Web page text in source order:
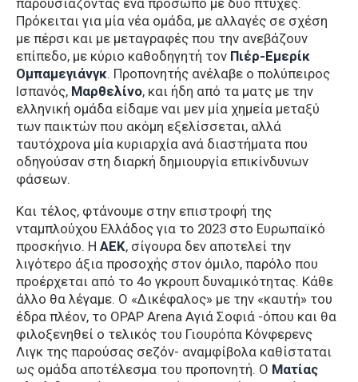
Πρόκειται για μία νέα ομάδα, με αλλαγές σε σχέση
με πέρσι και με μεταγραφές που την ανεβάζουν
επίπεδο, με κύριο καθοδηγητή τον Πιέρ-Εμερίκ
Ομπαμεγιάνγκ. Προπονητής ανέλαβε ο πολύπειρος
Ισπανός, Μαρθελίνο, και ήδη από τα ματς με την
ελληνική ομάδα είδαμε ναι μεν μία χημεία μεταξύ
των παικτών που ακόμη εξελίσσεται, αλλά
ταυτόχρονα μία κυριαρχία ανά διαστήματα που
οδηγούσαν στη διαρκή δημιουργία επικίνδυνων
φάσεων.
Και τέλος, φτάνουμε στην επιστροφή της
νταμπλούχου Ελλάδος για το 2023 στο Ευρωπαϊκό
προσκήνιο. Η ΑΕΚ, σίγουρα δεν αποτελεί την
λιγότερο άξια προσοχής στον όμιλο, παρόλο που
προέρχεται από το 4ο γκρουπ δυναμικότητας. Κάθε
άλλο θα λέγαμε. Ο «Δικέφαλος» με την «καυτή» του
έδρα πλέον, το OPAP Arena Αγιά Σοφιά -όπου και θα
φιλοξενηθεί ο τελικός του Γιουρόπα Κόνφερενς
Λιγκ της παρούσας σεζόν- αναμφίβολα καθίσταται
ως ομάδα αποτέλεσμα του προπονητή. Ο Ματίας